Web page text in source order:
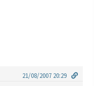
21/08/2007 20:29